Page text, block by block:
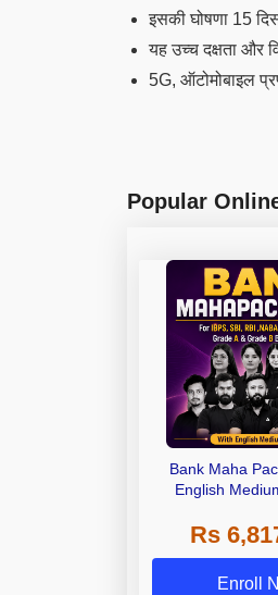
इसकी घोषणा 15
यह उच्च दक्षता और
5G, ऑटोमोबाइल
Popular
Bank Maha
English
Rs
Enroll